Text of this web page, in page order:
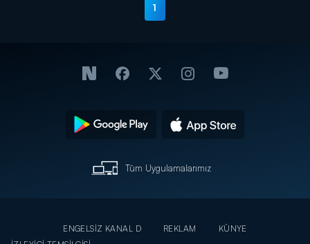
1
Tüm Uygulamalarımız
ENGELSİZ KANAL D REKLAM
KÜNYE